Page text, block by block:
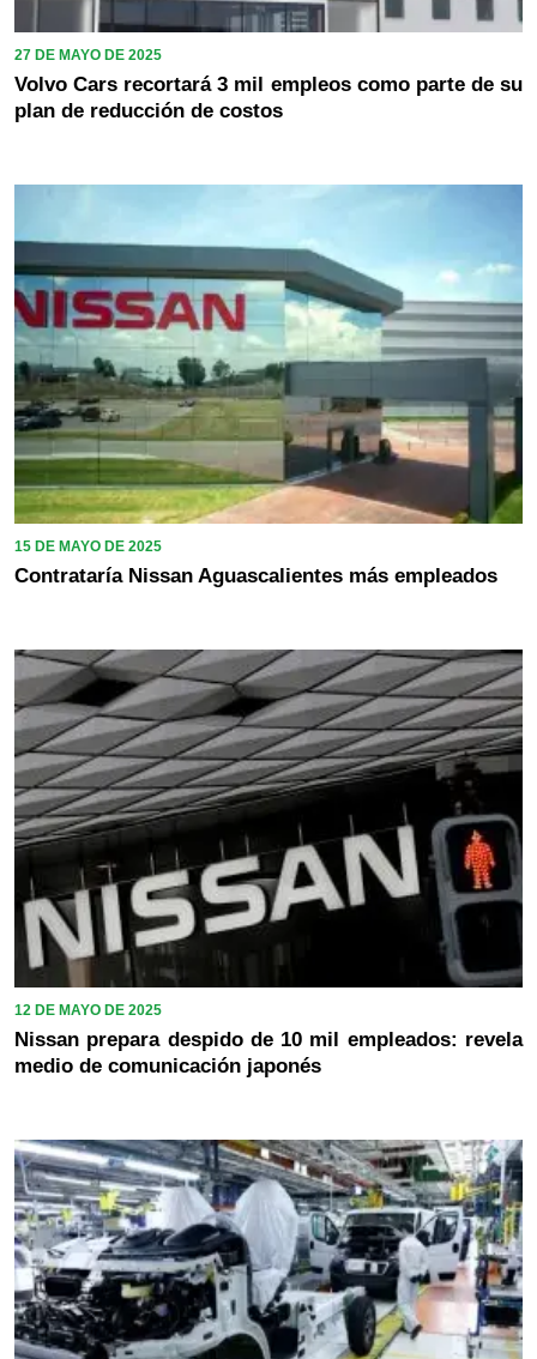
27 DE MAYO DE 2025
Volvo Cars recortará 3 mil empleos como parte de su
plan de reducción de costos
15 DE MAYO DE 2025
Contrataría Nissan Aguascalientes más empleados
12 DE MAYO DE 2025
Nissan prepara despido de 10 mil empleados: revela
medio de comunicación japonés